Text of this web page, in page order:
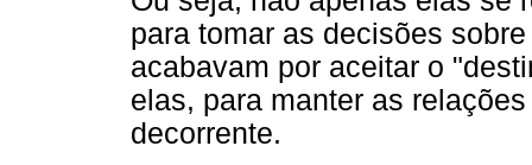
para tomar as decisões
acabavam por aceitar o
elas, para manter as
decorrente.